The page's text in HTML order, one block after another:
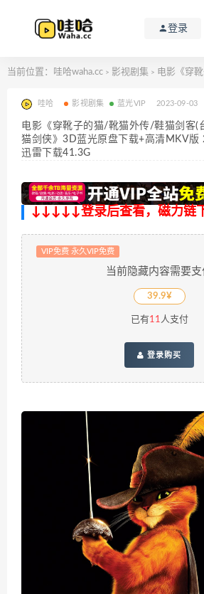
登录
当前位置： 哇哈waha.cc > 影视剧集 > 电影《穿靴子的猫/靴猫外传/鞋猫剑客(
哇哈 影视剧集 蓝光VIP 2023-09-03
电影《穿靴子的猫/靴猫外传/鞋猫剑客(
猫剑侠》3D蓝光原盘下载+高清MKV版
迅雷下载41.3G
↓↓↓↓↓登录后查看，磁力链
VIP免费 永久VIP免费
当前隐藏内容需要支
39.9¥
已有 11人支付
登录购买